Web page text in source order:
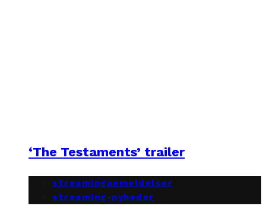
‘The Testaments’ trailer
streaminganmeldelser
streaming-nyheder